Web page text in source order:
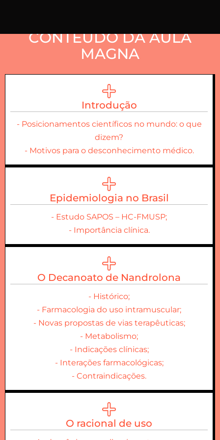
CONTEÚDO DA AULA
MAGNA
Introdução
- Posicionamentos científicos no mundo: o que
dizem?
- Motivos para o desconhecimento médico.
Epidemiologia no Brasil
- Estudo SAPOS – HC-FMUSP;
- Importância clínica.
O Decanoato de Nandrolona
- Histórico;
- Farmacologia do uso intramuscular;
- Novas propostas de vias terapêuticas;
- Metabolismo;
- Indicações clínicas;
- Interações farmacológicas;
- Contraindicações.
O racional de uso